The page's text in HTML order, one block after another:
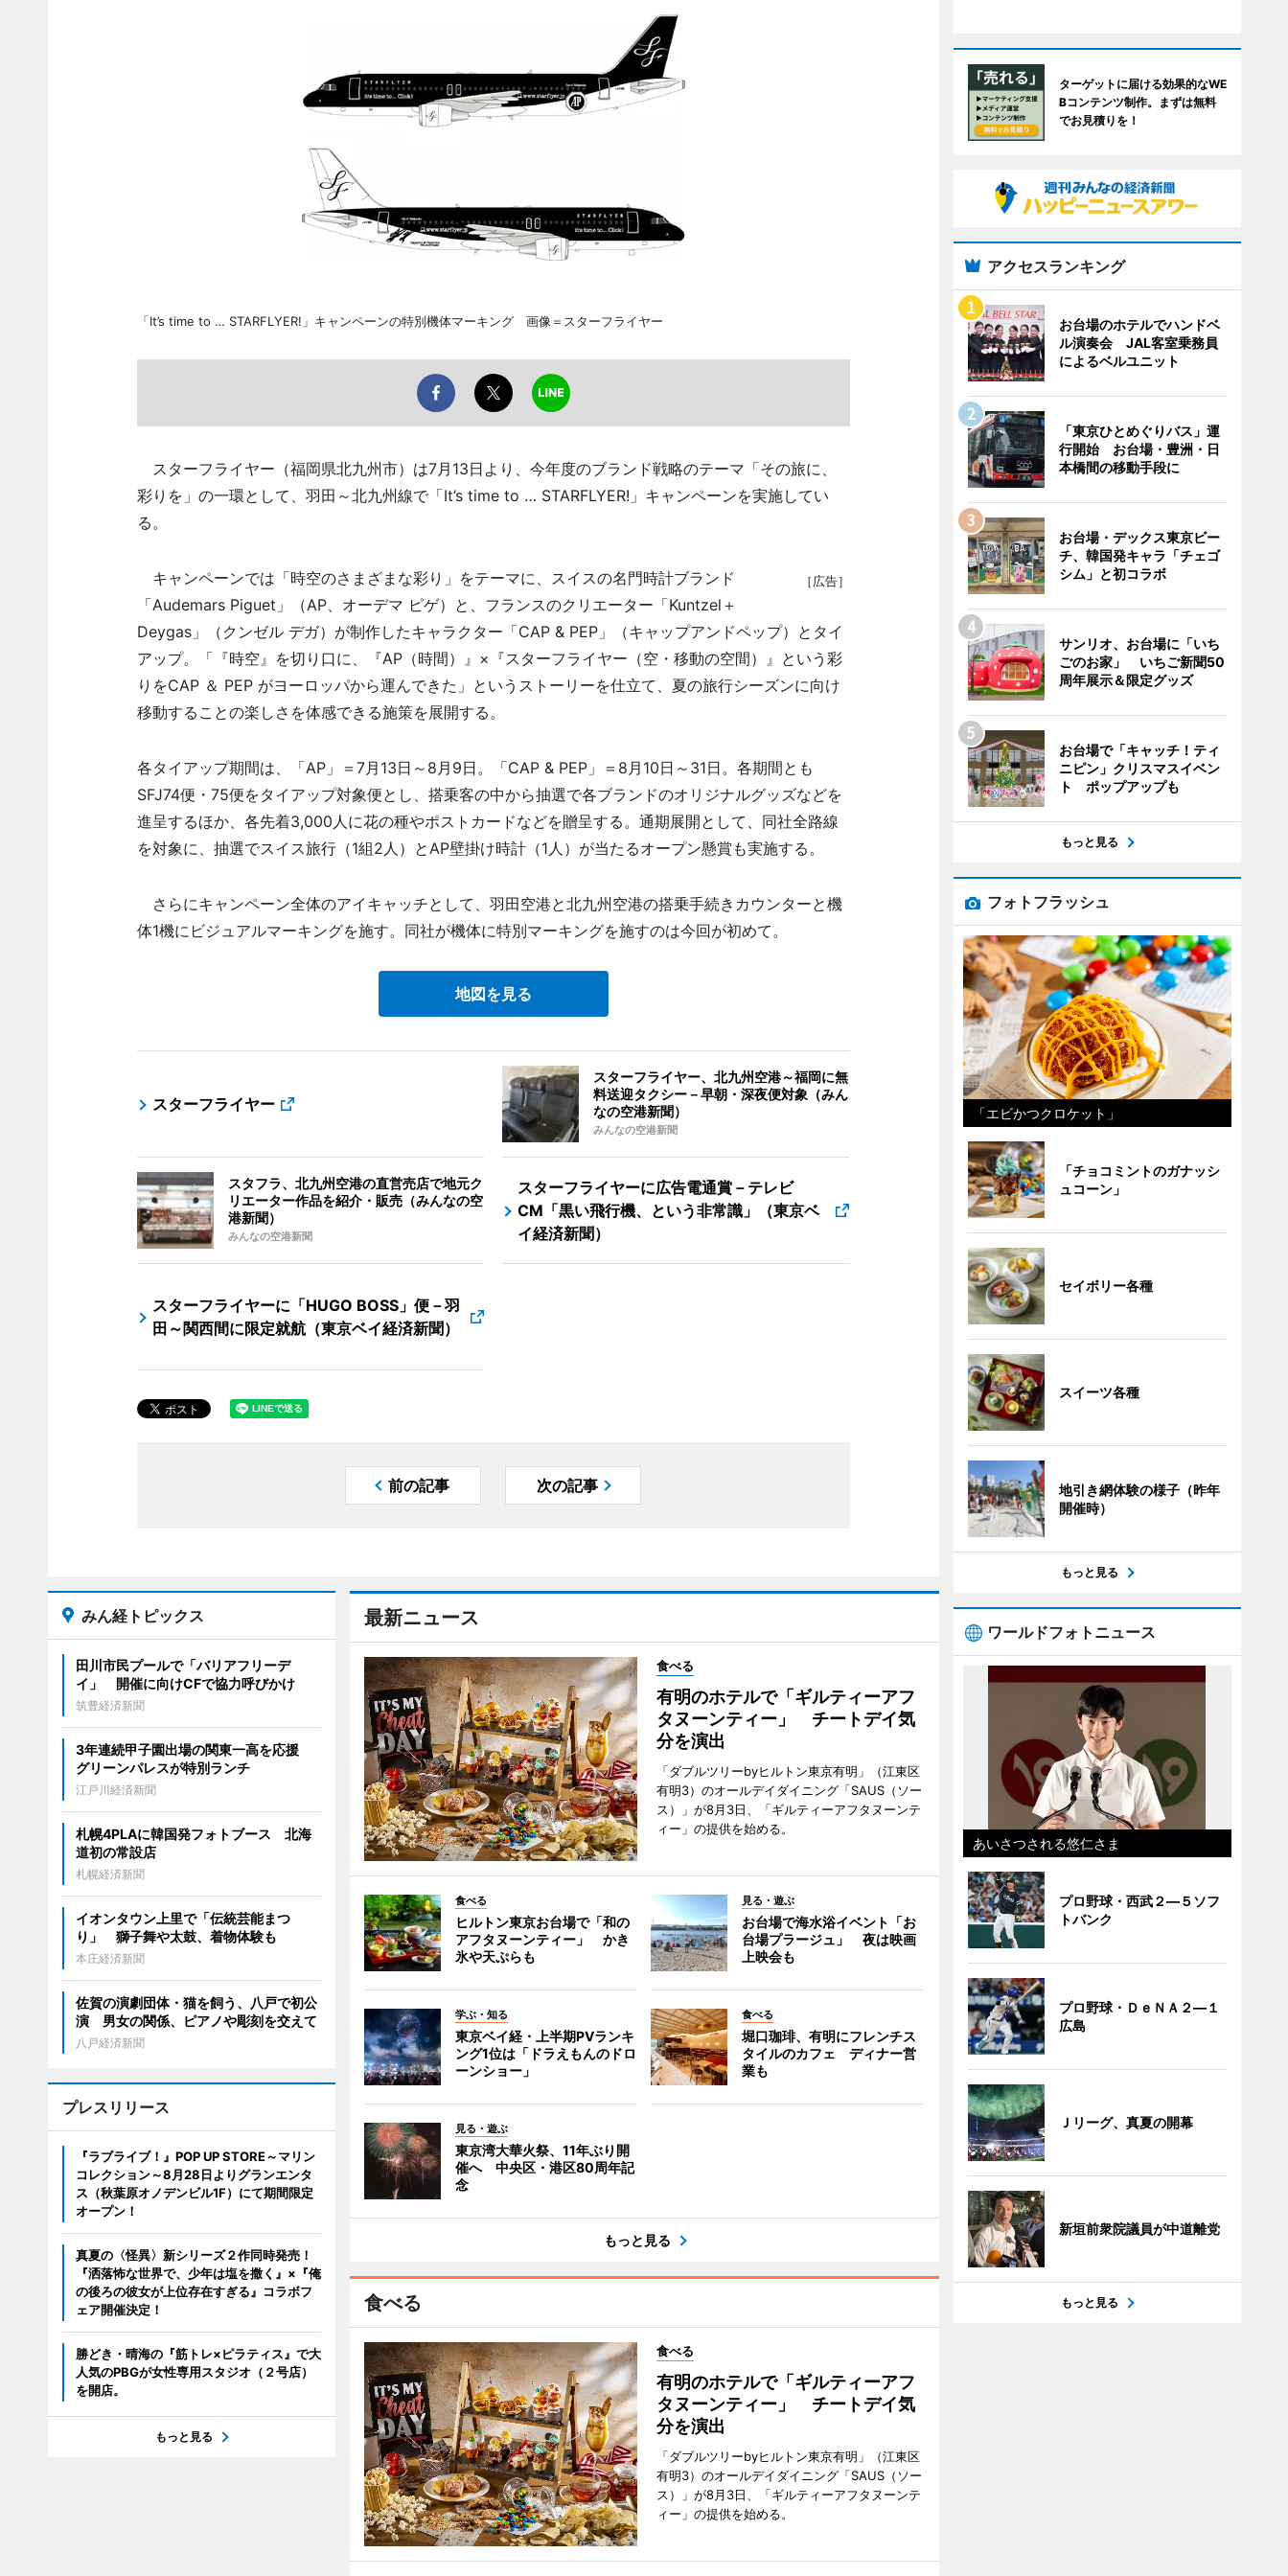
「It’s time to … STARFLYER!」キャンペーンの特別機体マーキング 画像＝スターフライヤー
スターフライヤー（福岡県北九州市）は7月13日より、今年度のブランド戦略のテーマ「その旅に、
彩りを」の一環として、羽田～北九州線で「It’s time to … STARFLYER!」キャンペーンを実施してい
る。
［広告］
キャンペーンでは「時空のさまざまな彩り」をテーマに、スイスの名門時計ブランド
「Audemars Piguet」（AP、オーデマ ピゲ）と、フランスのクリエーター「Kuntzel＋
Deygas」（クンゼル デガ）が制作したキャラクター「CAP & PEP」（キャップアンドペップ）とタイ
アップ。「『時空』を切り口に、『AP（時間）』×『スターフライヤー（空・移動の空間）』という彩
りをCAP ＆ PEP がヨーロッパから運んできた」というストーリーを仕立て、夏の旅行シーズンに向け
移動することの楽しさを体感できる施策を展開する。
各タイアップ期間は、「AP」＝7月13日～8月9日。「CAP & PEP」＝8月10日～31日。各期間とも
SFJ74便・75便をタイアップ対象便とし、搭乗客の中から抽選で各ブランドのオリジナルグッズなどを
進呈するほか、各先着3,000人に花の種やポストカードなどを贈呈する。通期展開として、同社全路線
を対象に、抽選でスイス旅行（1組2人）とAP壁掛け時計（1人）が当たるオープン懸賞も実施する。
さらにキャンペーン全体のアイキャッチとして、羽田空港と北九州空港の搭乗手続きカウンターと機
体1機にビジュアルマーキングを施す。同社が機体に特別マーキングを施すのは今回が初めて。
地図を見る
スターフライヤー
スターフライヤー、北九州空港～福岡に無
料送迎タクシー－早朝・深夜便対象（みん
なの空港新聞）
みんなの空港新聞
スタフラ、北九州空港の直営売店で地元ク
リエーター作品を紹介・販売（みんなの空
港新聞）
みんなの空港新聞
スターフライヤーに広告電通賞－テレビ
CM「黒い飛行機、という非常識」（東京ベ
イ経済新聞）
スターフライヤーに「HUGO BOSS」便－羽
田～関西間に限定就航（東京ベイ経済新聞）
前の記事 次の記事
最新ニュース
食べる
有明のホテルで「ギルティーアフ
タヌーンティー」 チートデイ気
分を演出
「ダブルツリーbyヒルトン東京有明」（江東区
有明3）のオールデイダイニング「SAUS（ソー
ス）」が8月3日、「ギルティーアフタヌーンテ
ィー」の提供を始める。
食べる
ヒルトン東京お台場で「和の
アフタヌーンティー」 かき
氷や天ぷらも
見る・遊ぶ
お台場で海水浴イベント「お
台場プラージュ」 夜は映画
上映会も
学ぶ・知る
東京ベイ経・上半期PVランキ
ング1位は「ドラえもんのドロ
ーンショー」
食べる
堀口珈琲、有明にフレンチス
タイルのカフェ ディナー営
業も
見る・遊ぶ
東京湾大華火祭、11年ぶり開
催へ 中央区・港区80周年記
念
もっと見る
食べる
食べる
有明のホテルで「ギルティーアフ
タヌーンティー」 チートデイ気
分を演出
「ダブルツリーbyヒルトン東京有明」（江東区
有明3）のオールデイダイニング「SAUS（ソー
ス）」が8月3日、「ギルティーアフタヌーンテ
ィー」の提供を始める。
みん経トピックス
田川市民プールで「バリアフリーデ
イ」 開催に向けCFで協力呼びかけ
筑豊経済新聞
3年連続甲子園出場の関東一高を応援
グリーンパレスが特別ランチ
江戸川経済新聞
札幌4PLAに韓国発フォトブース 北海
道初の常設店
札幌経済新聞
イオンタウン上里で「伝統芸能まつ
り」 獅子舞や太鼓、着物体験も
本庄経済新聞
佐賀の演劇団体・猫を飼う、八戸で初公
演 男女の関係、ピアノや彫刻を交えて
八戸経済新聞
プレスリリース
『ラブライブ！』POP UP STORE～マリン
コレクション～8月28日よりグランエンタ
ス（秋葉原オノデンビル1F）にて期間限定
オープン！
真夏の〈怪異〉新シリーズ２作同時発売！
『洒落怖な世界で、少年は塩を撒く』×『俺
の後ろの彼女が上位存在すぎる』コラボフ
ェア開催決定！
勝どき・晴海の『筋トレ×ピラティス』で大
人気のPBGが女性専用スタジオ（２号店）
を開店。
もっと見る
ターゲットに届ける効果的なWE
Bコンテンツ制作。まずは無料
でお見積りを！
アクセスランキング
お台場のホテルでハンドベ
ル演奏会 JAL客室乗務員
によるベルユニット
「東京ひとめぐりバス」運
行開始 お台場・豊洲・日
本橋間の移動手段に
お台場・デックス東京ビー
チ、韓国発キャラ「チェゴ
シム」と初コラボ
サンリオ、お台場に「いち
ごのお家」 いちご新聞50
周年展示＆限定グッズ
お台場で「キャッチ！ティ
ニピン」クリスマスイベン
ト ポップアップも
もっと見る
フォトフラッシュ
「エビかつクロケット」
「チョコミントのガナッシ
ュコーン」
セイボリー各種
スイーツ各種
地引き網体験の様子（昨年
開催時）
もっと見る
ワールドフォトニュース
あいさつされる悠仁さま
プロ野球・西武２―５ソフ
トバンク
プロ野球・ＤｅＮＡ２―１
広島
Ｊリーグ、真夏の開幕
新垣前衆院議員が中道離党
もっと見る